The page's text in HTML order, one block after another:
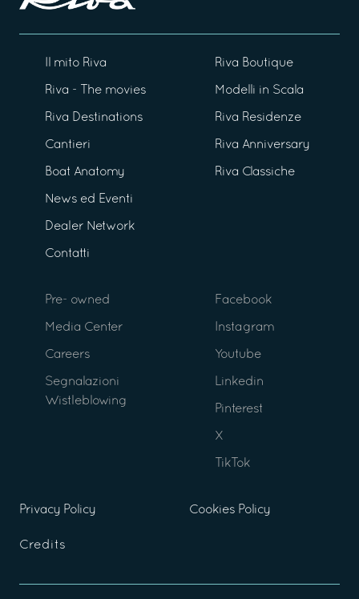
Il mito Riva
Riva - The movies
Riva Destinations
Cantieri
Boat Anatomy
News ed Eventi
Dealer Network
Contatti
Riva Boutique
Modelli in Scala
Riva Residenze
Riva Anniversary
Riva Classiche
Pre- owned
Media Center
Careers
Segnalazioni
Wistleblowing
Facebook
Instagram
Youtube
Linkedin
Pinterest
X
TikTok
Privacy Policy Cookies Policy
Credits